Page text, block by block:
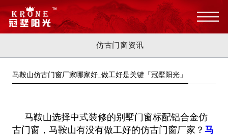
仿古门窗资讯
马鞍山仿古门窗厂家哪家好_做工好是关键「冠墅阳光」
马鞍山选择中式装修的别墅门窗标配铝合金仿
古门窗，马鞍山有没有做工好的仿古门窗厂家？ 马